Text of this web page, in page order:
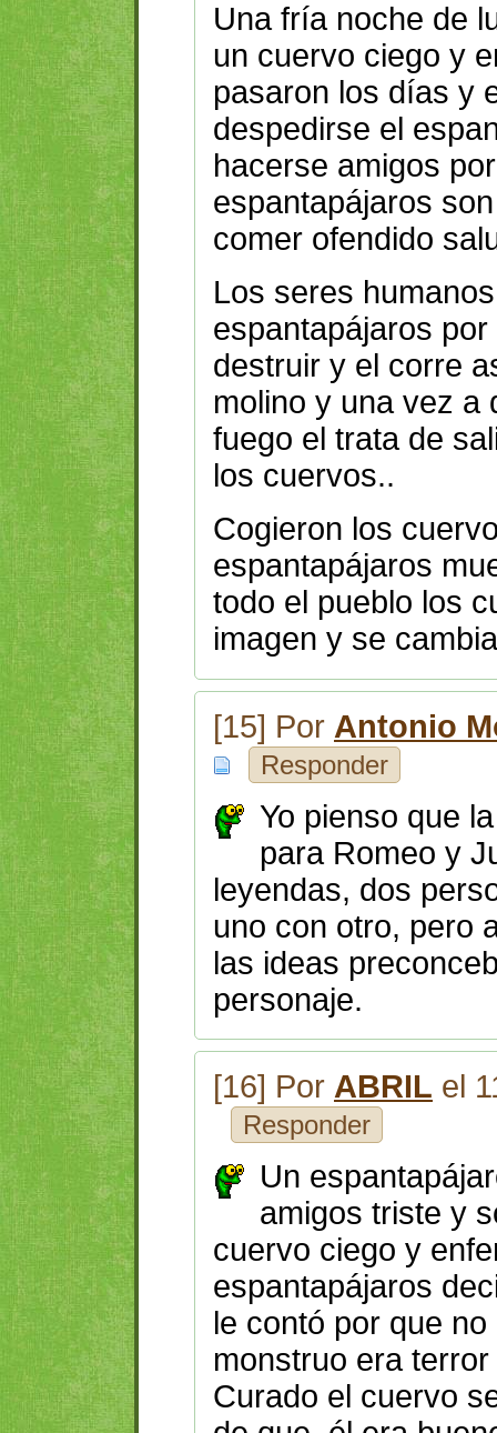
Una fría noche de
un cuervo ciego y
pasaron los días y
despedirse el
hacerse amigos
espantapájaros
comer ofendido
Los seres
espantapájaros
destruir y el corre
molino y una vez a
fuego el trata de
los cuervos..
Cogieron los
espantapájaros
todo el pueblo los
imagen y se
[15] Por Antonio
Responder
Yo pienso que
para Romeo y
leyendas, dos
uno con otro, pero
las ideas
personaje.
[16] Por ABRIL el
Responder
Un
amigos triste y
cuervo ciego y
espantapájaros
le contó por que
monstruo era
Curado el cuervo